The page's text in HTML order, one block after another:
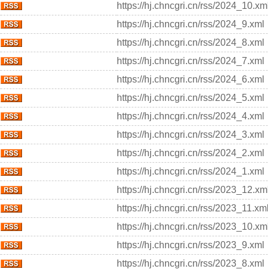
https://hj.chncgri.cn/rss/2024_10.xml
https://hj.chncgri.cn/rss/2024_9.xml
https://hj.chncgri.cn/rss/2024_8.xml
https://hj.chncgri.cn/rss/2024_7.xml
https://hj.chncgri.cn/rss/2024_6.xml
https://hj.chncgri.cn/rss/2024_5.xml
https://hj.chncgri.cn/rss/2024_4.xml
https://hj.chncgri.cn/rss/2024_3.xml
https://hj.chncgri.cn/rss/2024_2.xml
https://hj.chncgri.cn/rss/2024_1.xml
https://hj.chncgri.cn/rss/2023_12.xml
https://hj.chncgri.cn/rss/2023_11.xml
https://hj.chncgri.cn/rss/2023_10.xml
https://hj.chncgri.cn/rss/2023_9.xml
https://hj.chncgri.cn/rss/2023_8.xml